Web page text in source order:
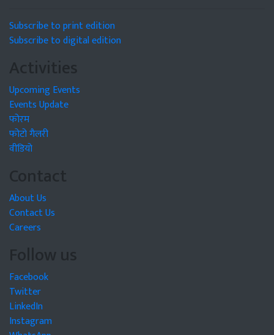
Subscribe to print edition
Subscribe to digital edition
Activities
Upcoming Events
Events Update
फोरम
फोटो गैलरी
वीडियो
Contact
About Us
Contact Us
Careers
Follow us
Facebook
Twitter
LinkedIn
Instagram